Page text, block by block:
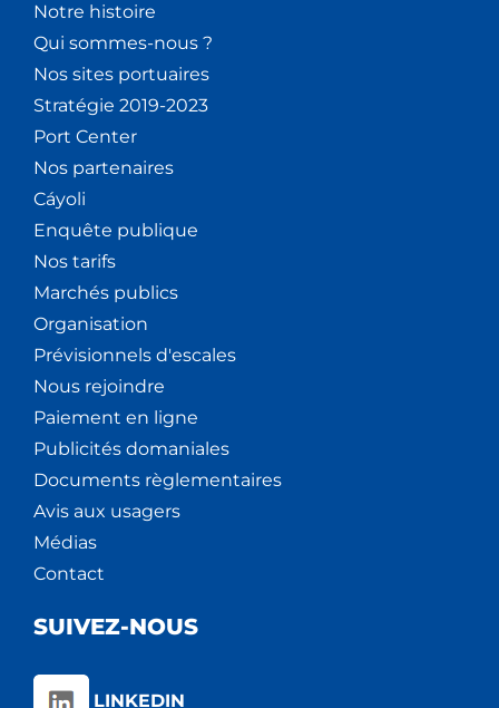
Notre histoire
Qui sommes-nous ?
Nos sites portuaires
Stratégie 2019-2023
Port Center
Nos partenaires
Cáyoli
Enquête publique
Nos tarifs
Marchés publics
Organisation
Prévisionnels d'escales
Nous rejoindre
Paiement en ligne
Publicités domaniales
Documents règlementaires
Avis aux usagers
Médias
Contact
SUIVEZ-NOUS
LINKEDIN